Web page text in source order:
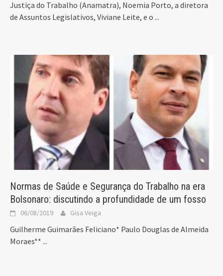
Justiça do Trabalho (Anamatra), Noemia Porto, a diretora
de Assuntos Legislativos, Viviane Leite, e o ...
Normas de Saúde e Segurança do Trabalho na era
Bolsonaro: discutindo a profundidade de um fosso
06/08/2019 Gisa Veiga
Guilherme Guimarães Feliciano* Paulo Douglas de Almeida
Moraes** ...